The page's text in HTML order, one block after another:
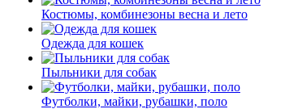
Костюмы, комбинезоны весна и лето
Одежда для кошек
Пыльники для собак
Футболки, майки, рубашки, поло